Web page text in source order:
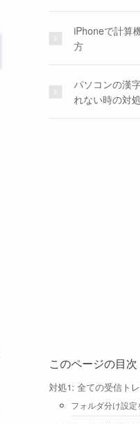
iPhoneで計算
方
パソコンの漢
れない時の対
このページの目次
対処1: 全ての受信ト
フォルダ分け設